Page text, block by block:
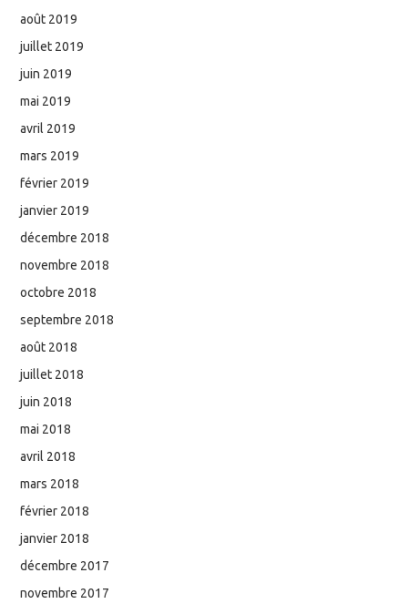
août 2019
juillet 2019
juin 2019
mai 2019
avril 2019
mars 2019
février 2019
janvier 2019
décembre 2018
novembre 2018
octobre 2018
septembre 2018
août 2018
juillet 2018
juin 2018
mai 2018
avril 2018
mars 2018
février 2018
janvier 2018
décembre 2017
novembre 2017